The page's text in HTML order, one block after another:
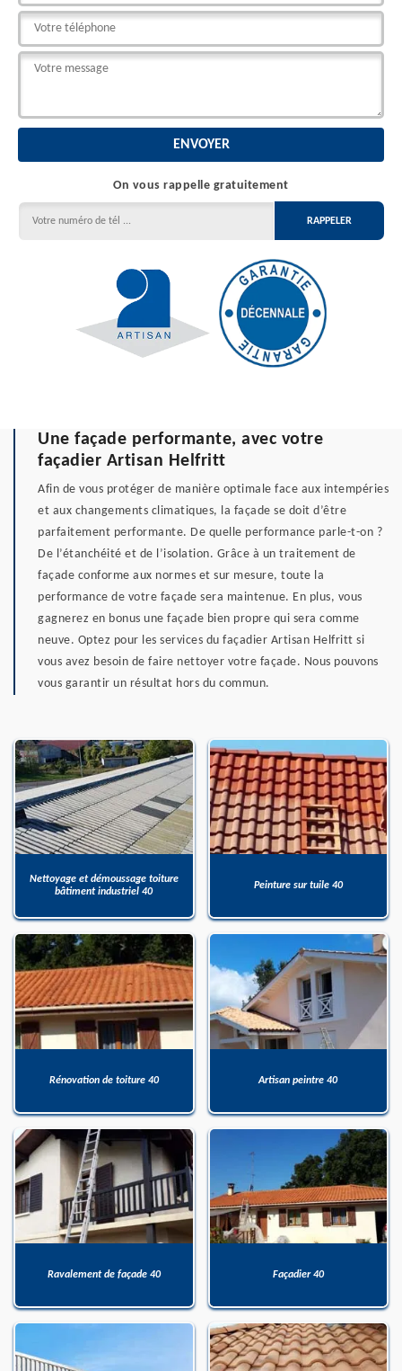
On vous rappelle gratuitement
Une façade performante, avec votre
façadier Artisan Helfritt
Afin de vous protéger de manière optimale face aux intempéries
et aux changements climatiques, la façade se doit d’être
parfaitement performante. De quelle performance parle-t-on ?
De l’étanchéité et de l’isolation. Grâce à un traitement de
façade conforme aux normes et sur mesure, toute la
performance de votre façade sera maintenue. En plus, vous
gagnerez en bonus une façade bien propre qui sera comme
neuve. Optez pour les services du façadier Artisan Helfritt si
vous avez besoin de faire nettoyer votre façade. Nous pouvons
vous garantir un résultat hors du commun.
Nettoyage et démoussage toiture
bâtiment industriel 40
Peinture sur tuile 40
Rénovation de toiture 40 Artisan peintre 40
Ravalement de façade 40 Façadier 40